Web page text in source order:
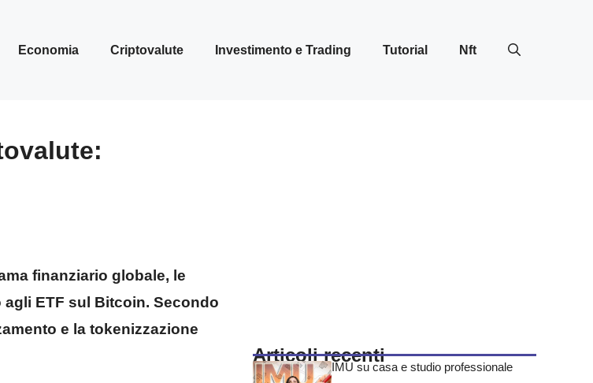
Economia Criptovalute Investimento e Trading Tutorial Nft
finanziario globale, le
ETF sul Bitcoin. Secondo
e la tokenizzazione
Articoli recenti
IMU su casa e studio professionale